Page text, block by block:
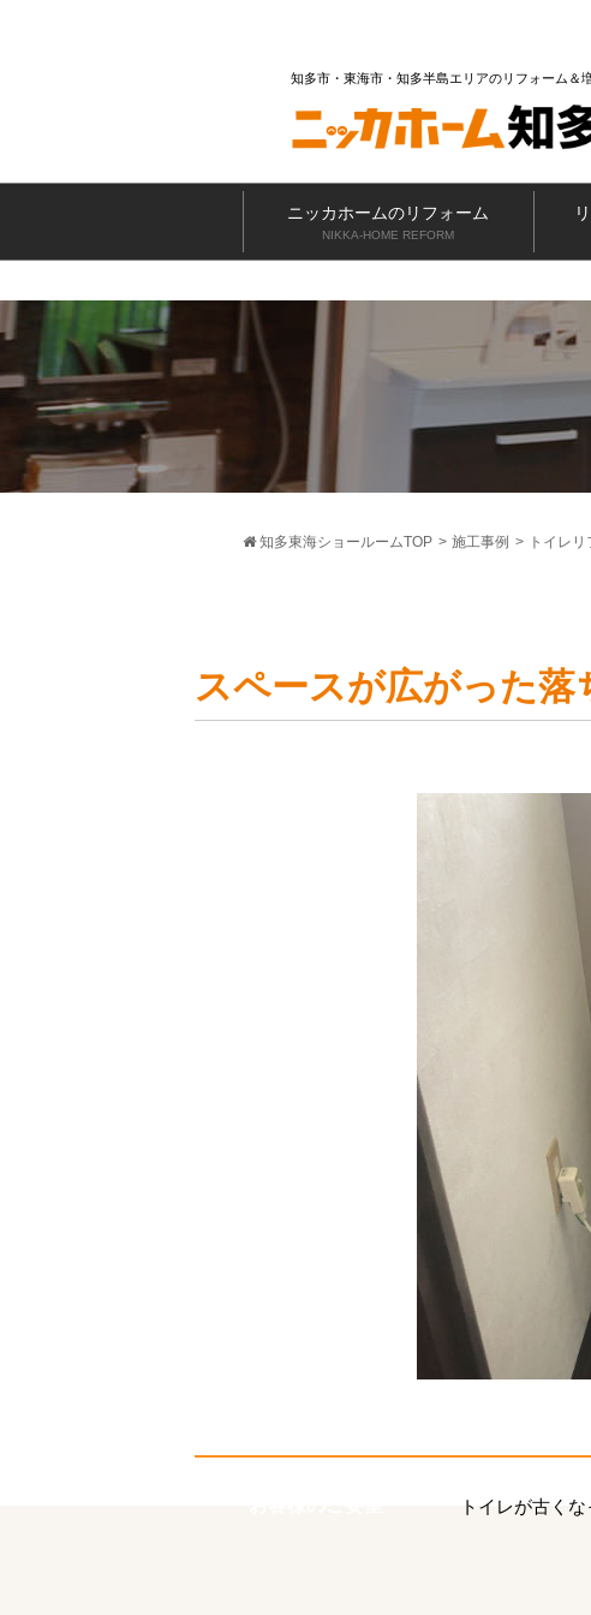
知多市・東海市・知多半島エリアのリフォーム＆
ニッカホームのリフォーム
NIKKA-HOME REFORM
知多東海ショールームTOP > 施工事例 > トイレ
スペースが広がった落
トイレが古く